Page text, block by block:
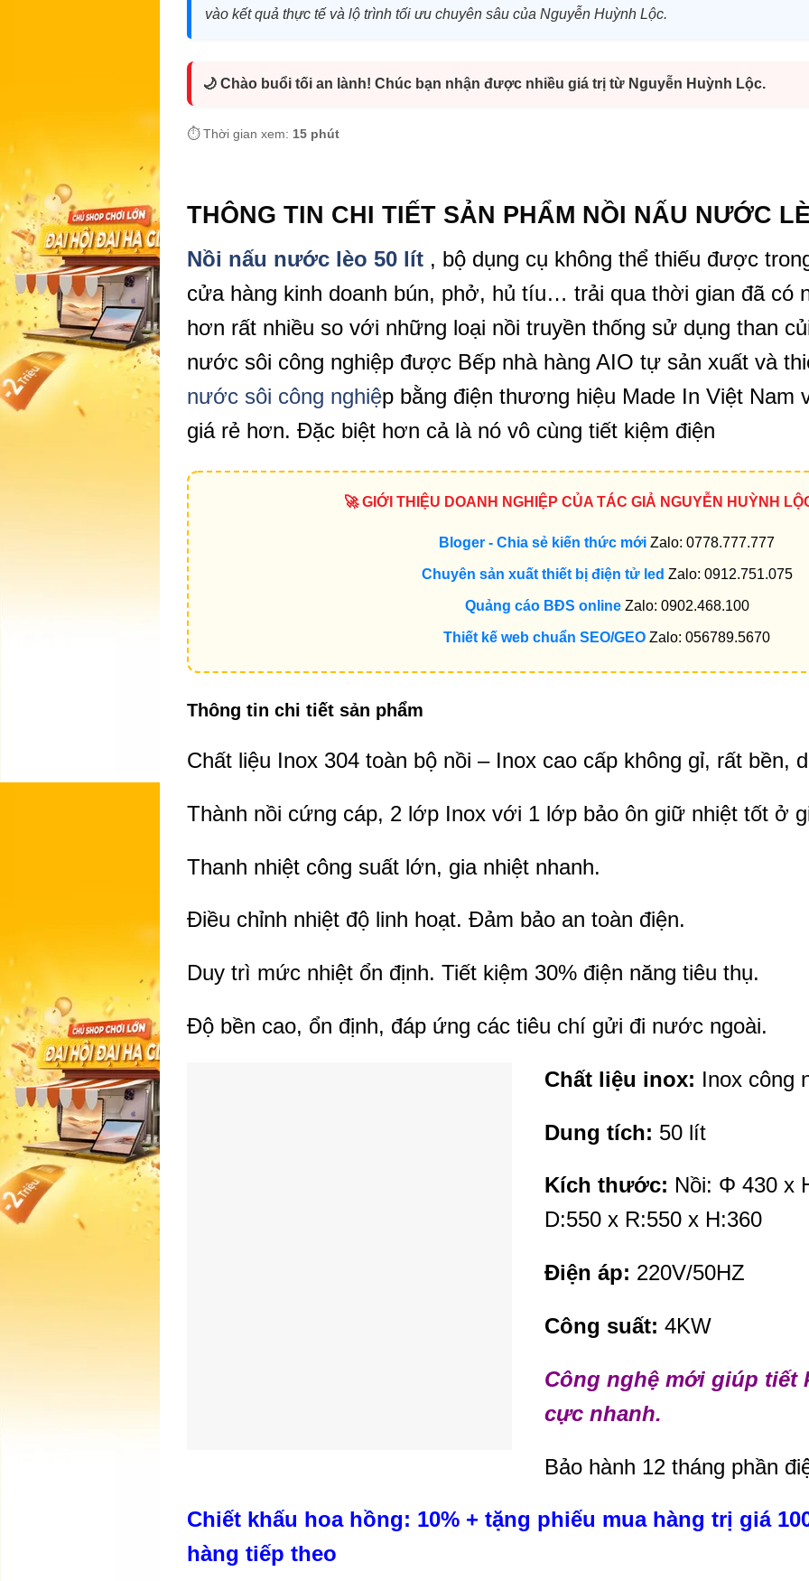
vào kết quả thực tế và lộ trình tối ưu chuyên sâu của Nguyễn Huỳnh Lộc.
🌙 Chào buổi tối an lành! Chúc bạn nhận được nhiều giá trị từ Nguyễn Huỳnh Lộc.
⏱️ Thời gian xem: 15 phút
THÔNG TIN CHI TIẾT SẢN PHẨM NỒI NẤU NƯỚC
Nồi nấu nước lèo 50 lít , bộ dụng cụ không thể thiếu được
cửa hàng kinh doanh bún, phở, hủ tíu… trải qua thời gian đã có
hơn rất nhiều so với những loại nồi truyền thống sử dụng than
nước sôi công nghiệp được Bếp nhà hàng AIO tự sản xuất và
nước sôi công nghiệp bằng điện thương hiệu Made In Việt Nam
giá rẻ hơn. Đặc biệt hơn cả là nó vô cùng tiết kiệm điện
🚀 GIỚI THIỆU DOANH NGHIỆP CỦA TÁC GIẢ NGUYỄN HUỲNH
Bloger - Chia sẻ kiến thức mới Zalo: 0778.777.777
Chuyên sản xuất thiết bị điện tử led Zalo: 0912.751.075
Quảng cáo BĐS onlineZalo: 0902.468.100
Thiết kế web chuẩn SEO/GEO Zalo: 056789.5670
Thông tin chi tiết sản phẩm
Chất liệu Inox 304 toàn bộ nồi – Inox cao cấp không gỉ, rất bền,
Thành nồi cứng cáp, 2 lớp Inox với 1 lớp bảo ôn giữ nhiệt tốt ở
Thanh nhiệt công suất lớn, gia nhiệt nhanh.
Điều chỉnh nhiệt độ linh hoạt. Đảm bảo an toàn điện.
Duy trì mức nhiệt ổn định. Tiết kiệm 30% điện năng tiêu thụ.
Độ bền cao, ổn định, đáp ứng các tiêu chí gửi đi nước ngoài.
Chất liệu inox: Inox công
Dung tích: 50 lít
Kích thước: Nồi: Φ 430 x
D:550 x R:550 x H:360
Điện áp: 220V/50HZ
Công suất: 4KW
Công nghệ mới giúp tiết
cực nhanh.
Bảo hành 12 tháng phần
Chiết khấu hoa hồng: 10% + tặng phiếu mua hàng trị giá
hàng tiếp theo